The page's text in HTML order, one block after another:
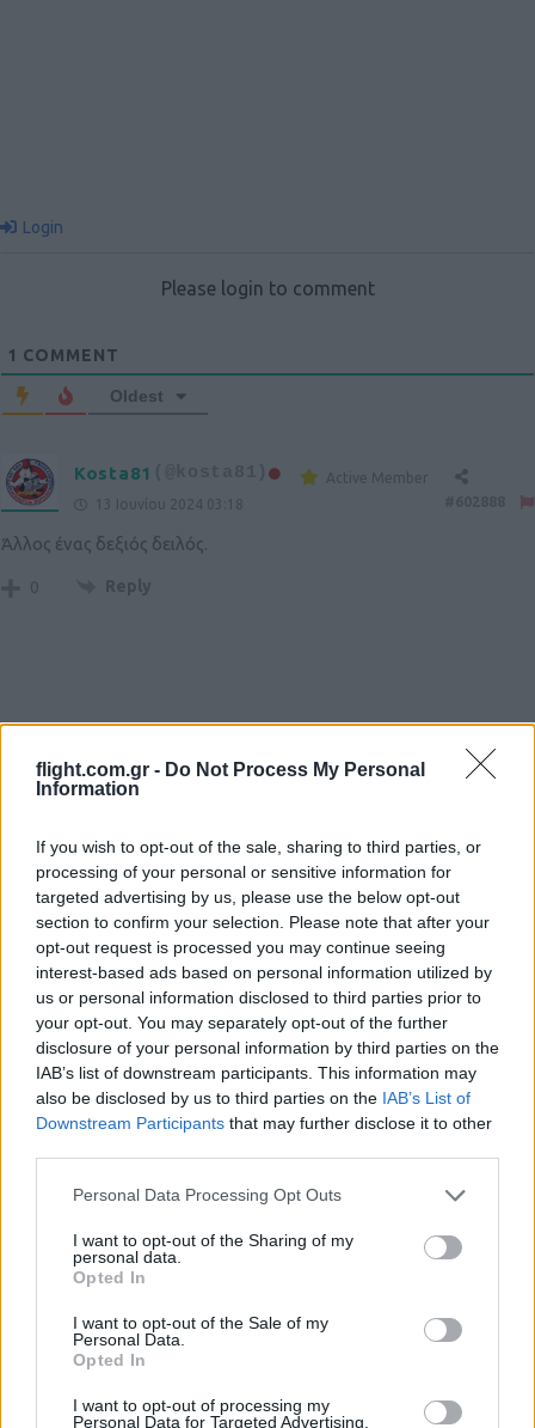
flight.com.gr - Do Not Process My Personal
Information
If you wish to opt-out of the sale, sharing to third parties, or
processing of your personal or sensitive information for
targeted advertising by us, please use the below opt-out
section to confirm your selection. Please note that after your
opt-out request is processed you may continue seeing
interest-based ads based on personal information utilized by
us or personal information disclosed to third parties prior to
your opt-out. You may separately opt-out of the further
disclosure of your personal information by third parties on the
IAB’s list of downstream participants. This information may
also be disclosed by us to third parties on the IAB’s List of
Downstream Participants that may further disclose it to other
Please note that this website/app uses one or more Google
not limited to your visit or usage behaviour. You may click to
grant or deny consent to Google and its third-party tags to
use your data for below specified purposes in below Google
consent section.
Personal Data Processing Opt Outs
I want to opt-out of the Sharing of my
personal data.
Opted In
I want to opt-out of the Sale of my
Personal Data.
Opted In
I want to opt-out of processing my
Personal Data for Targeted Advertising.
Ροή Ειδήσεων
Η Χαμάς δηλώνει εκ νέου έτοιμη να
εφαρμόσει το σχέδιο των ΗΠΑ για τη
Γάζα
20:59
αεροπυρόσβεση στη Γιούτα
ΣΑΝ ΣΗΜΕΡΑ – 8 Αυγούστου 1588:
Ναυμαχία του Gravelines, η μεγάλη
Login
Please login to comment
1 COMMENT
Oldest
Kosta81
Active Member
13 Ιουνίου 2024 03:18
Άλλος ένας δεξιός δειλός.
0 Reply